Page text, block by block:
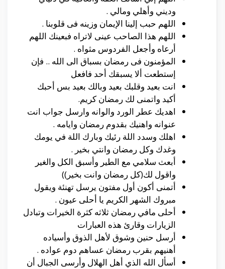
وديني وأهلي ومالي .
اللهم حبب إلينا الإيمان وزينه فى قلوبنا .
اللهم هذا الصاحب عينى لاتراه فبعينك اللهم
أرعاه وأجعل الفردوس مثواه .
المؤمنون فى رمضان بسباق الى الله .. فإن
إستطعت ألا يسبقك أحد فافعل
انت بعيد وقلبك بعيد وبالك بعيد بس أحبك
أكيد واتمنى لك رمضان كريم.
اهديك عطر الورد والوانه وارسل جواب انت
عنوانه واهنيك بقدوم رمضان وايامه .
اهلك وسدد اللة رئيك وبارك اللة في يومك
وغدك وكل رمضان وانتي بخير .
أبعث سلامي مع الطير وأسبق الكل والغير
واقول لك(كل رمضان وانت بخير))
أتمنى أكون أول مفتون يرسل تهنئة ويقول
مبروك الشهر الكريم يا أحلى عيون .
أحلى مافي رمضان ثلاثه كثرة الخيرات وتبادل
الزيارات وقارئ هذه العبارات
أرسل حنين وشوق لأهل الذوق وأسياده
أهنيهم بقرب رمضان عساهم دوم عواده .
أسأل الله الذي أهل الهلال وأرسى الجبال أن